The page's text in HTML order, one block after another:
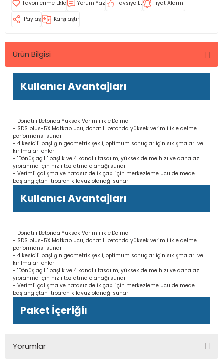
Yorum Yaz Tavsiye Et Fiyat Alarmı
Paylaş Karşılaştır
Ürün Bilgisi
Kullanıcı Avantajları
- Donatılı Betonda Yüksek Verimlilikle Delme
- SDS plus-5X Matkap Ucu, donatılı betonda yüksek verimlilikle delme
performansı sunar
- 4 kesicili başlığın geometrik şekli, optimum sonuçlar için sıkışmaları ve
kırılmaları önler
- "Dönüş açılı" başlık ve 4 kanallı tasarım, yüksek delme hızı ve daha az
yıpranma için hızlı toz atma olanağı sunar
- Verimli çalışma ve hatasız delik çapı için merkezleme ucu delmede
başlangıçtan itibaren kılavuz olanağı sunar
Kullanıcı Avantajları
- Donatılı Betonda Yüksek Verimlilikle Delme
- SDS plus-5X Matkap Ucu, donatılı betonda yüksek verimlilikle delme
performansı sunar
- 4 kesicili başlığın geometrik şekli, optimum sonuçlar için sıkışmaları ve
kırılmaları önler
- "Dönüş açılı" başlık ve 4 kanallı tasarım, yüksek delme hızı ve daha az
yıpranma için hızlı toz atma olanağı sunar
- Verimli çalışma ve hatasız delik çapı için merkezleme ucu delmede
başlangıçtan itibaren kılavuz olanağı sunar
Paket İçeriğiı
Yorumlar